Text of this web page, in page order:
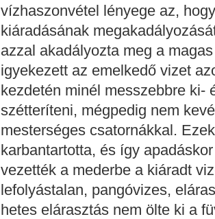
vízhaszonvétel lényege az,
kiáradásának
azzal akadályozta meg a
igyekezett az emelkedő vizet
kezdetén minél messzebbre ki-
szétteríteni, mégpedig nem
mesterséges csatornákkal.
karbantartotta, és így
vezették a mederbe a kiáradt
lefolyástalan, pangóvizes,
hetes elárasztás nem ölte ki a